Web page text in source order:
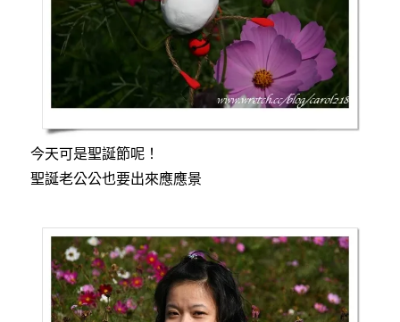
今天可是聖誕節呢！
聖誕老公公也要出來應應景